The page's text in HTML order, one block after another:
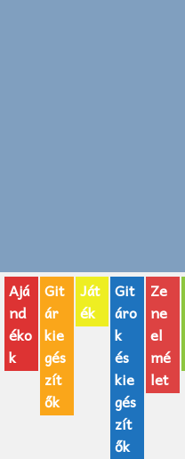
AJÁNDÉK ÖTLETEK
Vicces
GITÁR MÁRKÁK
TOP100 nóta
Ajá
nd
éko
k
Git
ár
kie
gés
zít
ők
Ját
ék
Git
áro
k
és
kie
gés
zít
ők
Ze
ne
el
mé
let